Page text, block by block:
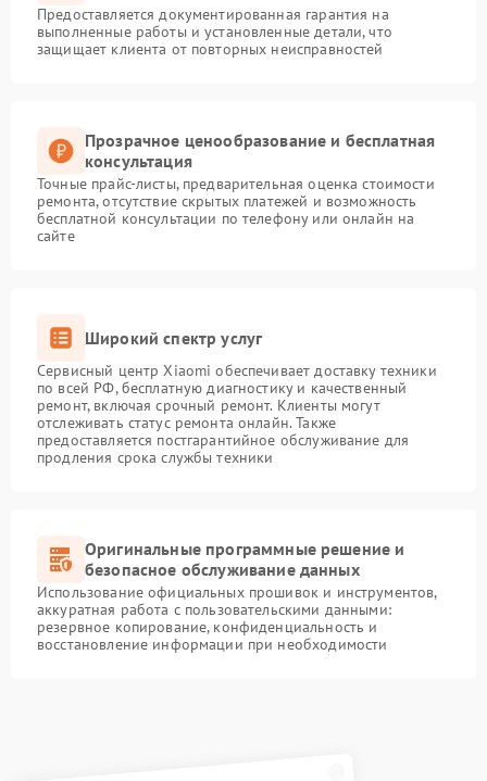
Предоставляется документированная гарантия на
выполненные работы и установленные детали, что
защищает клиента от повторных неисправностей
Прозрачное ценообразование и бесплатная
консультация
Точные прайс-листы, предварительная оценка стоимости
ремонта, отсутствие скрытых платежей и возможность
бесплатной консультации по телефону или онлайн на
сайте
Широкий спектр услуг
Сервисный центр Xiaomi обеспечивает доставку техники
по всей РФ, бесплатную диагностику и качественный
ремонт, включая срочный ремонт. Клиенты могут
отслеживать статус ремонта онлайн. Также
предоставляется постгарантийное обслуживание для
продления срока службы техники
Оригинальные программные решение и
безопасное обслуживание данных
Использование официальных прошивок и инструментов,
аккуратная работа с пользовательскими данными:
резервное копирование, конфиденциальность и
восстановление информации при необходимости